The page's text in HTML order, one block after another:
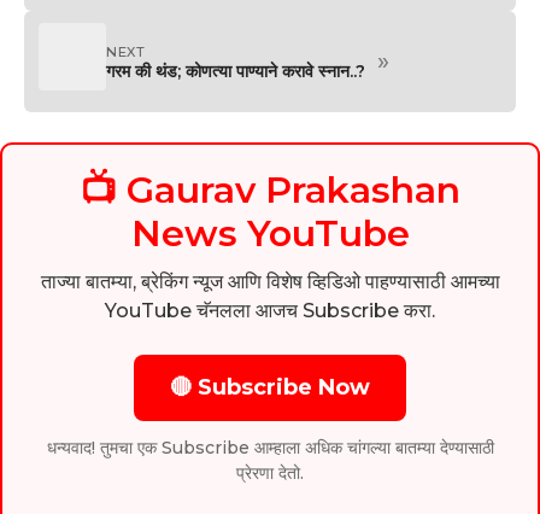
NEXT
गरम की थंड; कोणत्या पाण्याने करावे स्नान..? »
📺 Gaurav Prakashan
News YouTube
ताज्या बातम्या, ब्रेकिंग न्यूज आणि विशेष व्हिडिओ पाहण्यासाठी आमच्या
YouTube चॅनलला आजच Subscribe करा.
🔴 Subscribe Now
धन्यवाद! तुमचा एक Subscribe आम्हाला अधिक चांगल्या बातम्या देण्यासाठी
प्रेरणा देतो.